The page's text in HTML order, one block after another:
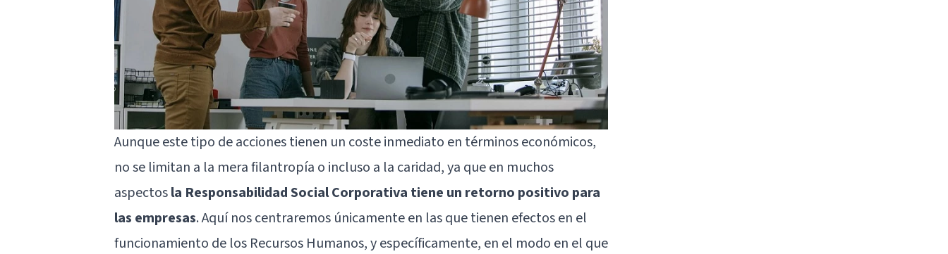
Aunque este tipo de acciones tienen un coste inmediato en términos económicos,
no se limitan a la mera filantropía o incluso a la caridad, ya que en muchos
aspectosla Responsabilidad Social Corporativa tiene un retorno positivo para
las empresas. Aquí nos centraremos únicamente en las que tienen efectos en el
funcionamiento de los Recursos Humanos, y específicamente, en el modo en el que